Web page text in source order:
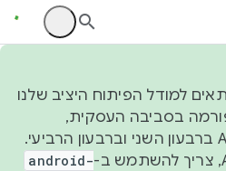
כדי להתאים למודל הפיתוח היציב שלנו
בסביבה העסקית,
נפרסם קוד מקור ב-AOSP ברבעון השני וברבעון הרביעי.
android-